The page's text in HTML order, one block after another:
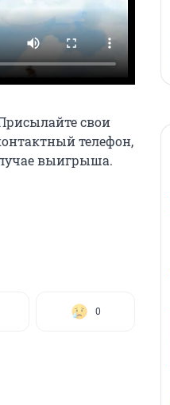
свои
телефон,
выигрыша.
0